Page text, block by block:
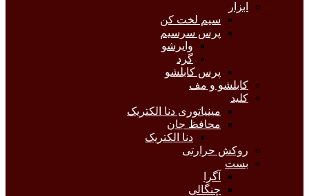
ابزار
سیم لخت کن
پرس سرسیم
وایرشو
گرد
پرس کابلشو
کابلشو و مف
کلید
مینیاتوری دنا الکتریک
محافظ جان
دنا الکتریک
روکش حرارتی
بست
آگرا
چنگالی